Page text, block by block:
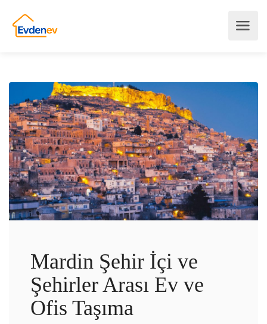
Mardin Şehir İçi ve
Şehirler Arası Ev ve
Ofis Taşıma